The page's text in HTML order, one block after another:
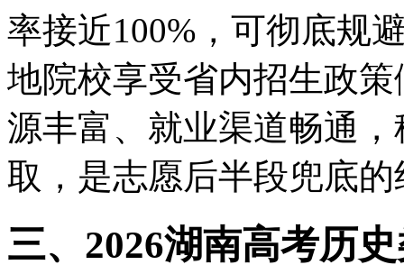
率接近100%，可彻底规
地院校享受省内招生政
源丰富、就业渠道畅通
取，是志愿后半段兜底
三、2026湖南高考历